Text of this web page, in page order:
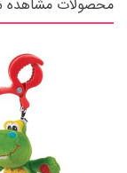
محصولات مشاهده